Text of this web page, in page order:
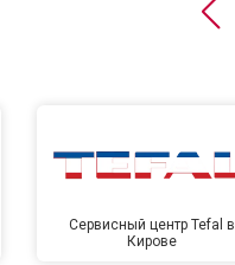
Сервисный центр Tefal в
Кирове